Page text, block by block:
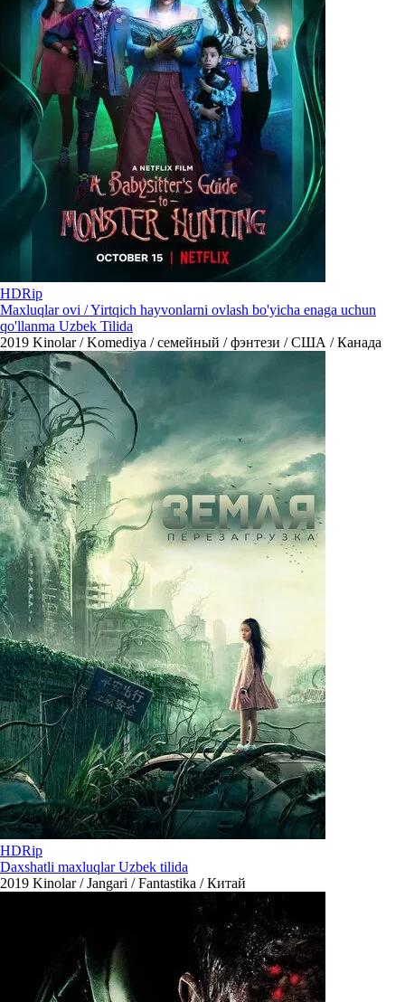
HDRip
Maxluqlar ovi / Yirtqich hayvonlarni ovlash bo'yicha enaga uchun
qo'llanma Uzbek Tilida
2019 Kinolar / Komediya / семейный / фэнтези / США / Канада
HDRip
Daxshatli maxluqlar Uzbek tilida
2019 Kinolar / Jangari / Fantastika / Китай